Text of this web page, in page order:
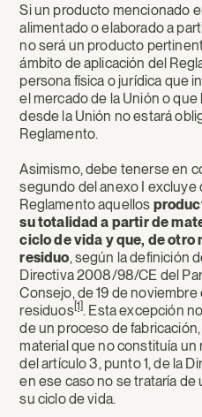
Si un producto mencionado
alimentado o elaborado a
no será un producto
ámbito de aplicación del
persona física o jurídica que
el mercado de la Unión o
desde la Unión no estará
Reglamento.
Asimismo, debe tenerse en
segundo del anexo I excluye
Reglamento aquellos
su totalidad a partir de
ciclo de vida y que, de otro
residuo, según la definición
Directiva 2008/98/CE del
Consejo, de 19 de
residuos [1] . Esta excepción
de un proceso de
material que no constituía
del artículo 3, punto 1, de la
en ese caso no se trataría
su ciclo de vida.